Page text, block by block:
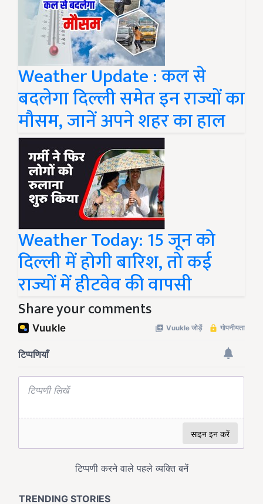
Weather Update : कल से
बदलेगा दिल्ली समेत इन राज्यों का
मौसम, जानें अपने शहर का हाल
Weather Today: 15 जून को
दिल्ली में होगी बारिश, तो कई
राज्यों में हीटवेव की वापसी
Share your comments